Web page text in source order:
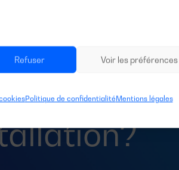
Refuser Voir les préférences
Politique de confidentialitéMentions légales